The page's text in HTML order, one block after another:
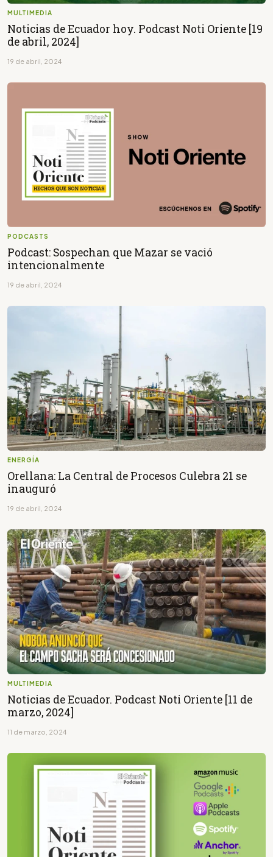
MULTIMEDIA
Noticias de Ecuador hoy. Podcast Noti Oriente [19
de abril, 2024]
19 de abril, 2024
PODCASTS
Podcast: Sospechan que Mazar se vació
intencionalmente
19 de abril, 2024
ENERGÍA
Orellana: La Central de Procesos Culebra 21 se
inauguró
19 de abril, 2024
MULTIMEDIA
Noticias de Ecuador. Podcast Noti Oriente [11 de
marzo, 2024]
11 de marzo, 2024